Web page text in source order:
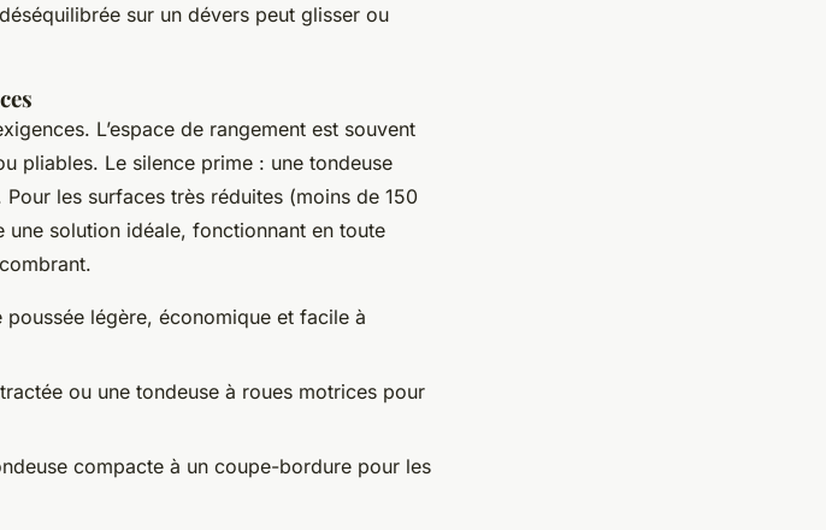
sur un dévers peut glisser ou
L’espace de rangement est souvent
pliables. Le silence prime : une tondeuse
les surfaces très réduites (moins de 150
solution idéale, fonctionnant en toute
légère, économique et facile à
ou une tondeuse à roues motrices pour
compacte à un coupe-bordure pour les